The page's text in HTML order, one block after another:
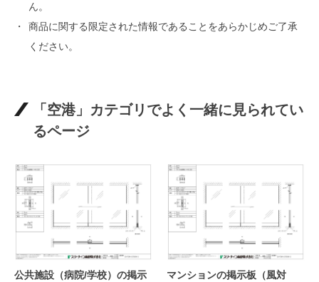
ん。
商品に関する限定された情報であることをあらかじめご了承
ください。
「空港」カテゴリでよく一緒に見られてい
るページ
公共施設（病院/学校）の掲示
マンションの掲示板（風対